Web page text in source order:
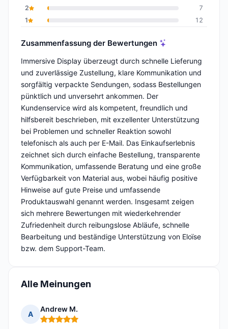
2
7
1
12
Zusammenfassung der Bewertungen
Immersive Display überzeugt durch schnelle Lieferung
und zuverlässige Zustellung, klare Kommunikation und
sorgfältig verpackte Sendungen, sodass Bestellungen
pünktlich und unversehrt ankommen. Der
Kundenservice wird als kompetent, freundlich und
hilfsbereit beschrieben, mit exzellenter Unterstützung
bei Problemen und schneller Reaktion sowohl
telefonisch als auch per E-Mail. Das Einkaufserlebnis
zeichnet sich durch einfache Bestellung, transparente
Kommunikation, umfassende Beratung und eine große
Verfügbarkeit von Material aus, wobei häufig positive
Hinweise auf gute Preise und umfassende
Produktauswahl genannt werden. Insgesamt zeigen
sich mehrere Bewertungen mit wiederkehrender
Zufriedenheit durch reibungslose Abläufe, schnelle
Bearbeitung und beständige Unterstützung von Eloïse
bzw. dem Support-Team.
Alle Meinungen
A
Andrew M.
Hinweis: 5 von 5